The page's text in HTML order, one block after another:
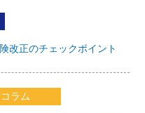
改正のチェックポイント
ラム